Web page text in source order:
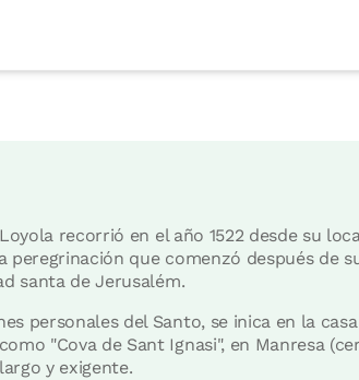
recorrió en el año 1522 desde su
peregrinación que comenzó después de
santa de Jerusalém.
personales del Santo, se inica en la
"Cova de Sant Ignasi", en Manresa
y exigente.